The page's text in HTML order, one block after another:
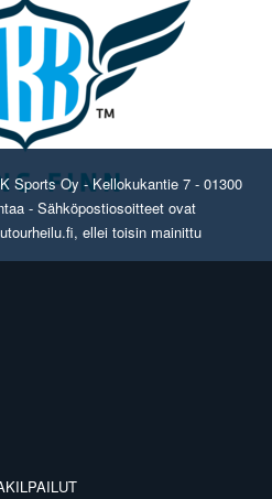
Sports Oy - Kellokukantie 7 - 01300
- Sähköpostiosoitteet ovat
ellei toisin mainittu